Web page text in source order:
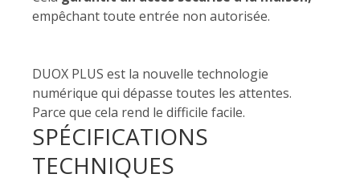
empêchant toute entrée non autorisée.
DUOX PLUS est la nouvelle technologie
numérique qui dépasse toutes les attentes.
Parce que cela rend le difficile facile.
SPÉCIFICATIONS
TECHNIQUES